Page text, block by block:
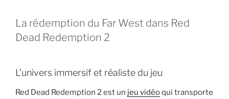
La rédemption du Far West dans Red
Dead Redemption 2
L’univers immersif et réaliste du jeu
Red Dead Redemption 2 est un jeu vidéoqui transporte